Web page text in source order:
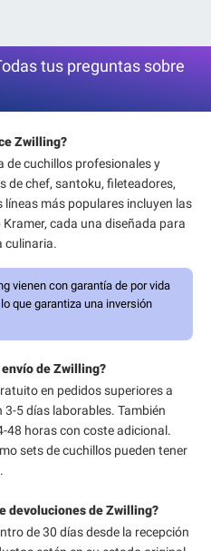
tus preguntas sobre
Zwilling?
de cuchillos profesionales y
de chef, santoku, fileteadores,
más populares incluyen las
cada una diseñada para
culinaria.
vienen con garantía de por vida
que garantiza una inversión
envío de Zwilling?
en pedidos superiores a
5 días laborables. También
48 horas con coste adicional.
sets de cuchillos pueden tener
devoluciones de Zwilling?
de 30 días desde la recepción